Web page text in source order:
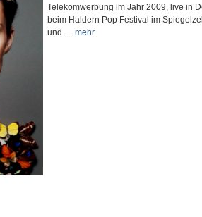
Telekomwerbung im Jahr 2009, live in
beim Haldern Pop Festival im
und … mehr